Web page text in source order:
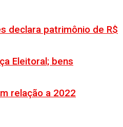
declara patrimônio de R$
Eleitoral; bens
relação a 2022